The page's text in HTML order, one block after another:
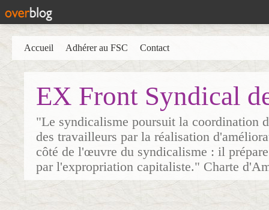
EX Front Syndical
"Le syndicalisme poursuit la coordination
des travailleurs par la réalisation
côté de l'œuvre du syndicalisme : il
par l'expropriation capitaliste." Charte
Accueil Adhérer au FSC Contact